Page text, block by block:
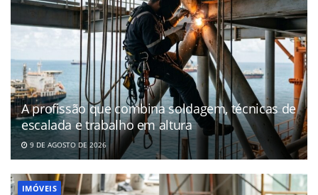
A profissão que combina soldagem, técnicas de
escalada e trabalho em altura
9 DE AGOSTO DE 2026
IMÓVEIS